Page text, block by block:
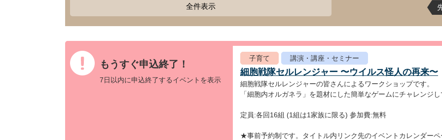
全件表示
もうすぐ申込終了！
7日以内に申込終了するイベントを表示
子育て 講演・講座・セミナー
細胞戦隊セルレンジャー 〜ウイルス怪人の再来〜
細胞戦隊セルレンジャーの皆さんによるワークショップです。
「細胞内オルガネラ」を題材にした簡単なゲームにチャレンジ
定員:各回16組 (1組は1家族に限る) 参加費:無料
★事前予約制です。タイトル内リンク先のイベントカレンダーペ